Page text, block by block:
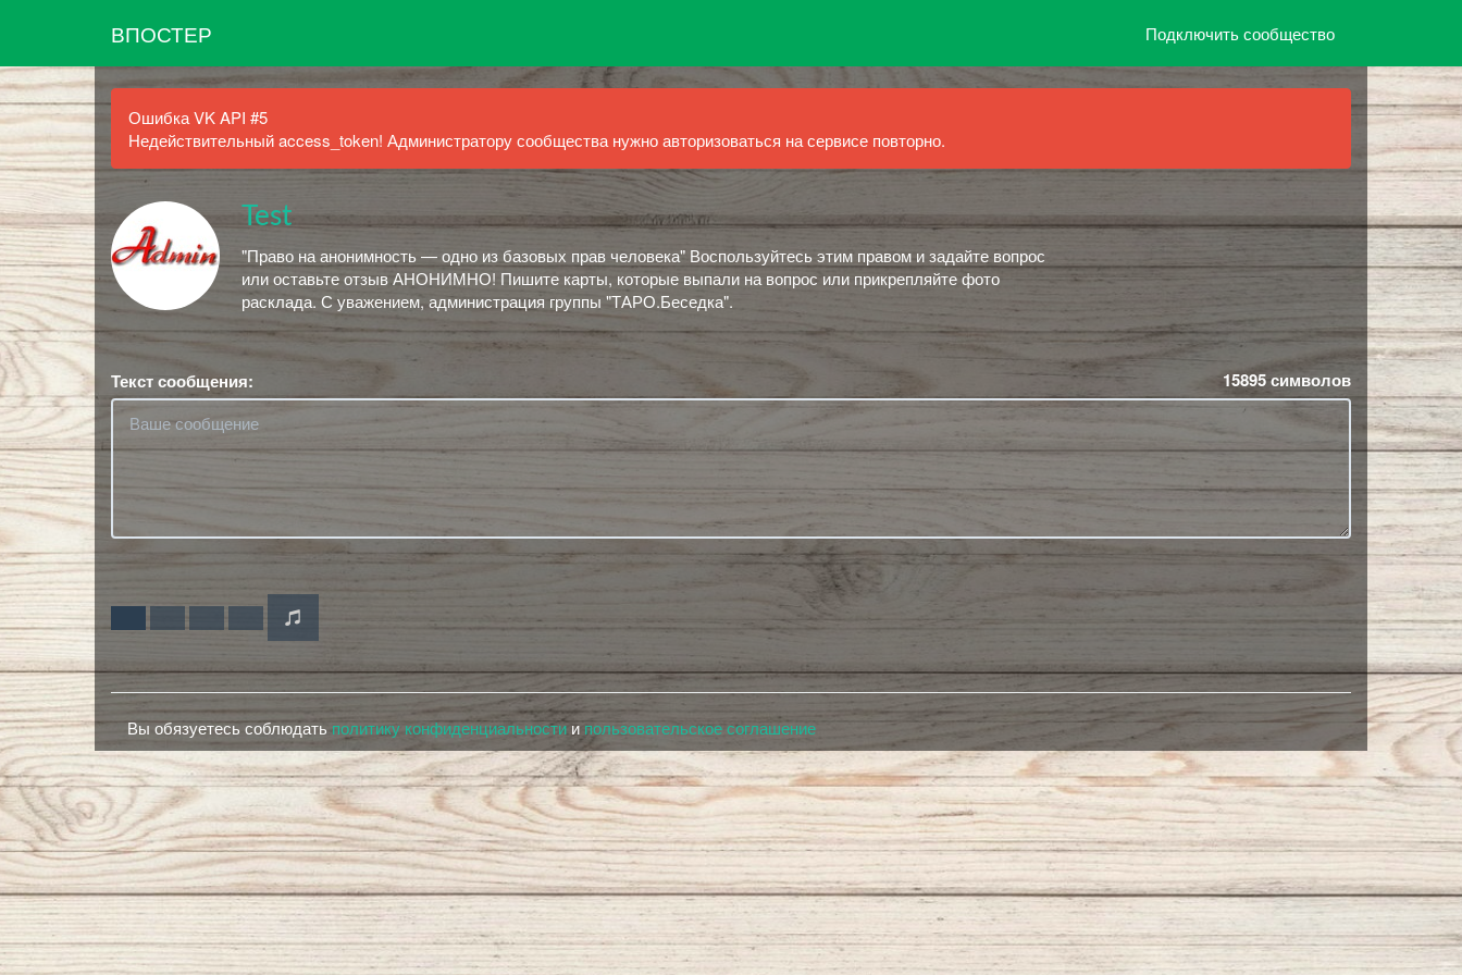
ВПОСТЕР Подключить сообщество
Ошибка VK API #5
Недействительный access_token! Администратору сообщества нужно авторизоваться на сервисе повторно.
Test
"Право на анонимность — одно из базовых прав человека" Воспользуйтесь этим правом и задайте вопрос
или оставьте отзыв АНОНИМНО! Пишите карты, которые выпали на вопрос или прикрепляйте фото
расклада. С уважением, администрация группы "ТАРО.Беседка".
Текст сообщения: 15895символов
Вы обязуетесь соблюдать политику конфиденциальностиипользовательское соглашение